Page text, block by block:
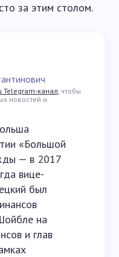
за этим столом.
канал, чтобы
новостей и
«Большой
— в 2017
вице-
был
на
и глав